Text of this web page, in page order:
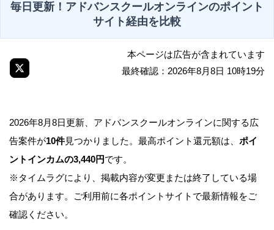
毎日更新！アドバンスクールオンラインのポイント
サイト経由を比較
本ページは広告が含まれています
最終確認：2026年8月8日 10時19分
2026年8月8日更新、アドバンスクールオンラインに関する広
告案件が10件見つかりました。最高ポイント還元額は、 ポイ
ントインカムの3,440円です。
※タイムラグにより、掲載内容が変更または終了している場
合があります。ご利用前に各ポイントサイトで最新情報をご
確認ください。